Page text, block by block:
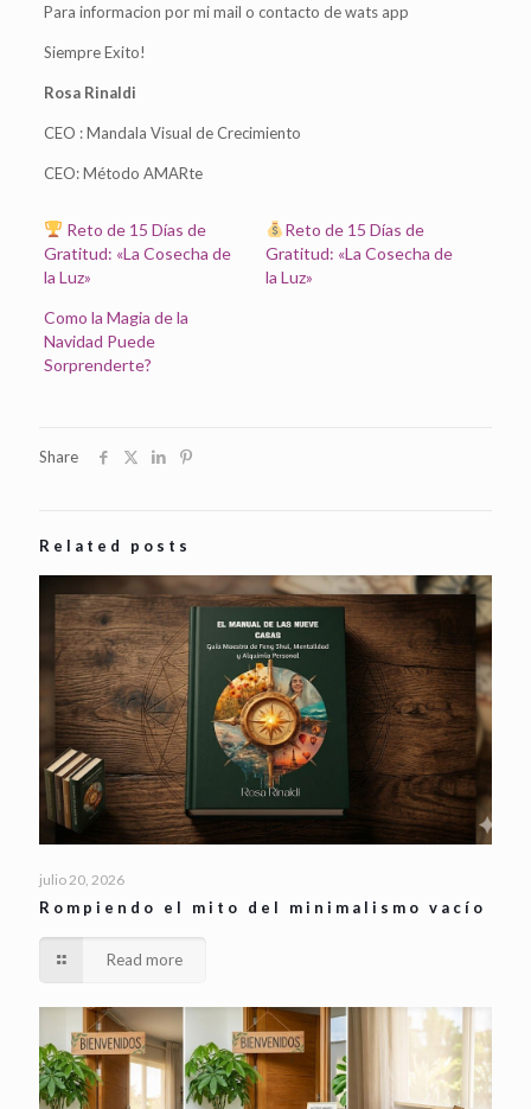
Para informacion por mi mail o contacto de wats app
Siempre Exito!
Rosa Rinaldi
CEO : Mandala Visual de Crecimiento
CEO: Método AMARte
Reto de 15 Días de
Gratitud: «La Cosecha de
la Luz»
Reto de 15 Días de
Gratitud: «La Cosecha de
la Luz»
Como la Magia de la
Navidad Puede
Sorprenderte?
Share
Related posts
julio 20, 2026
Rompiendo el mito del minimalismo vacío
Read more